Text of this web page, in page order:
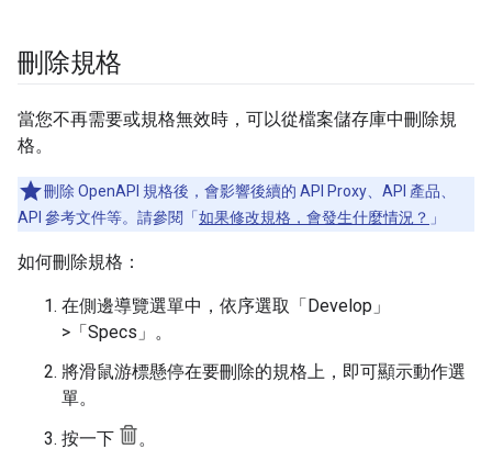
刪除規格
當您不再需要或規格無效時，可以從檔案儲存庫中刪除規
格。
刪除 OpenAPI 規格後，會影響後續的 API Proxy、API 產品、
API 參考文件等。請參閱「 如果修改規格，會發生什麼情況？ 」
如何刪除規格：
在側邊導覽選單中，依序選取「Develop」
>「Specs」 。
將滑鼠游標懸停在要刪除的規格上，即可顯示動作選
單。
按一下
。